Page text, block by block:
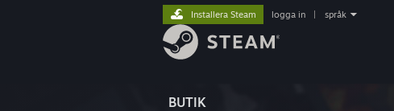
BUTIK
Installera Steam logga in språk